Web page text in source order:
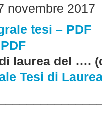
novembre 2017
tesi – PDF
laurea del ….
Tesi di Laurea